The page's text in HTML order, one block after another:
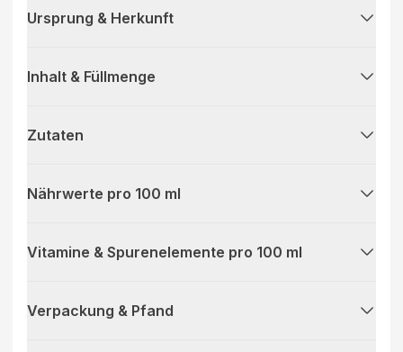
Ursprung & Herkunft
Inhalt & Füllmenge
Zutaten
Nährwerte pro 100 ml
Vitamine & Spurenelemente pro 100 ml
Verpackung & Pfand